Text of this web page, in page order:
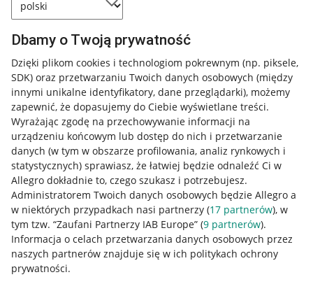
Dbamy o Twoją prywatność
Dzięki plikom cookies i technologiom pokrewnym (np. piksele,
SDK) oraz przetwarzaniu Twoich danych osobowych (między
innymi unikalne identyfikatory, dane przeglądarki), możemy
zapewnić, że dopasujemy do Ciebie wyświetlane treści.
Wyrażając zgodę na przechowywanie informacji na
urządzeniu końcowym lub dostęp do nich i przetwarzanie
danych (w tym w obszarze profilowania, analiz rynkowych i
statystycznych) sprawiasz, że łatwiej będzie odnaleźć Ci w
Allegro dokładnie to, czego szukasz i potrzebujesz.
Administratorem Twoich danych osobowych będzie Allegro a
w niektórych przypadkach nasi partnerzy (17 partnerów), w
tym tzw. “Zaufani Partnerzy IAB Europe” (9 partnerów).
Informacja o celach przetwarzania danych osobowych przez
naszych partnerów znajduje się w ich politykach ochrony
prywatności.
Przydatne informacje
Jak to działa
Napisz do nas